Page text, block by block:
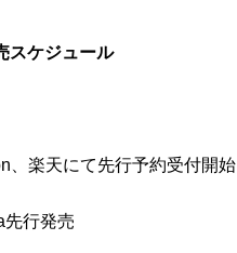
スケジュール
、楽天にて先行予約受付開始
先行発売